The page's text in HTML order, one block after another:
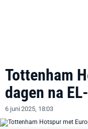
Tottenham
dagen na
6 juni 2025, 18:03